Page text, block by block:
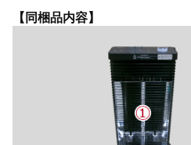
【同梱品内容】